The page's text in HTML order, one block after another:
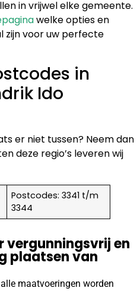
in vrijwel elke gemeente.
welke opties en
zijn voor uw perfecte
in
Ido
er niet tussen? Neem dan
deze regio’s leveren wij
Postcodes: 3341 t/m
3344
vergunningsvrij en
plaatsen van
maatvoeringen worden